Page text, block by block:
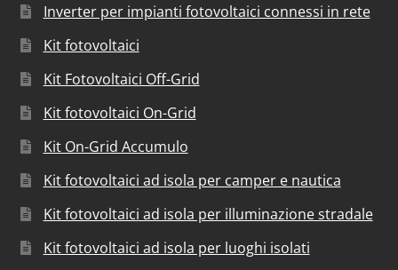
Inverter per impianti fotovoltaici connessi in rete
Kit fotovoltaici
Kit Fotovoltaici Off-Grid
Kit fotovoltaici On-Grid
Kit On-Grid Accumulo
Kit fotovoltaici ad isola per camper e nautica
Kit fotovoltaici ad isola per illuminazione stradale
Kit fotovoltaici ad isola per luoghi isolati